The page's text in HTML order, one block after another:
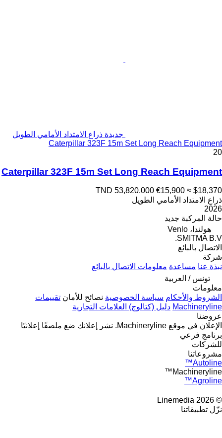
جديدة ذراع الامتداد الأمامي الطويل
Caterpillar 323F 15m Set Long Reach Equipment
20
Caterpillar 323F 15m Set Long Reach Equipment
TND 53,820.000 €15,900 ≈ $18,370
ذراع الامتداد الأمامي الطويل
2026
حالة المركبة جديد
هولندا، Venlo
SMITMA B.V.
الاتصال بالبائع
شركة
نبذة عنا مساعدة معلومات الاتصال بالبائع
تونس / العربية
معلومات
الشروط والأحكام سياسة الخصوصية نصائح للأمان تقييمات
Machineryline دليل (كتالوج) العلامات التجارية
عروضنا
الإعلان في موقع Machineryline.
نشر إعلانك ضع ملصقًا إعلانيًا
برنامج فرعي
للشركات
مشروعاتنا
Autoline™
Machineryline™
Agroline™
© 2026 Linemedia
نزّل تطبيقاتنا